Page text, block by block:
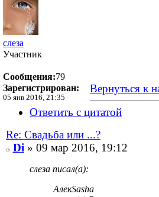
слеза
Участник
Сообщения:79
Зарегистрирован:
05 янв 2016, 21:35
Вернуться к
Ответить с цитатой
Re: Свадьба или ...?
Di» 09 мар 2016, 19:12
слеза писал(а):
АлекSasha